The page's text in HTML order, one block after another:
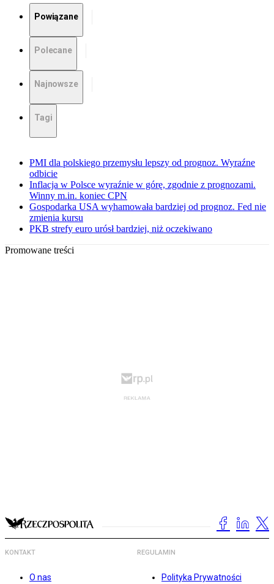
Powiązane
Polecane
Najnowsze
Tagi
PMI dla polskiego przemysłu lepszy od prognoz. Wyraźne
odbicie
Inflacja w Polsce wyraźnie w górę, zgodnie z prognozami.
Winny m.in. koniec CPN
Gospodarka USA wyhamowała bardziej od prognoz. Fed nie
zmienia kursu
PKB strefy euro urósł bardziej, niż oczekiwano
Promowane treści
KONTAKT
O nas
REGULAMIN
Polityka Prywatności